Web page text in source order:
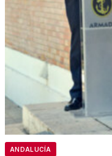
ANDALUCÍA